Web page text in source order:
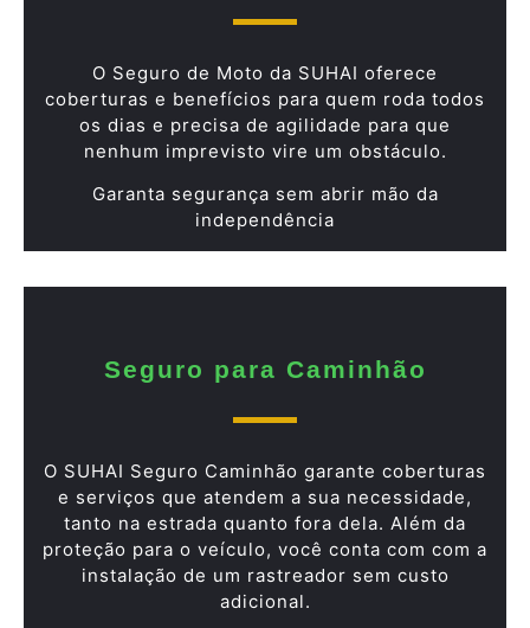
O Seguro de Moto da SUHAI oferece
coberturas e benefícios para quem roda todos
os dias e precisa de agilidade para que
nenhum imprevisto vire um obstáculo.
Garanta segurança sem abrir mão da
independência
Seguro para Caminhão
O SUHAI Seguro Caminhão garante coberturas
e serviços que atendem a sua necessidade,
tanto na estrada quanto fora dela. Além da
proteção para o veículo, você conta com com a
instalação de um rastreador sem custo
adicional.